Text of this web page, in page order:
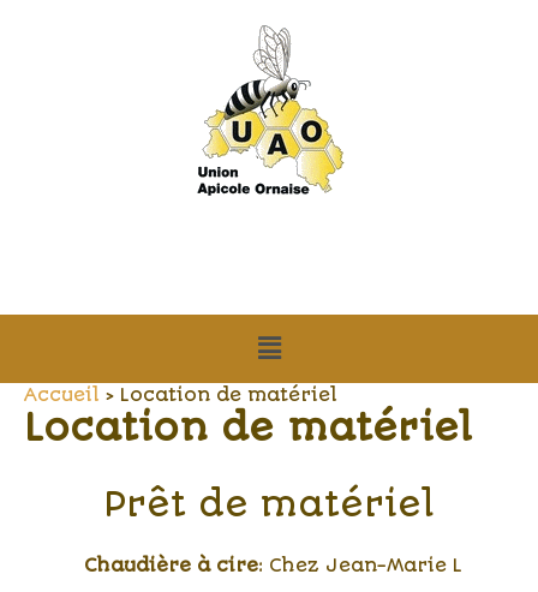
Menu
Accueil Location de matériel
Location de matériel
Prêt de matériel
Chaudière à cire: Chez Jean-Marie L